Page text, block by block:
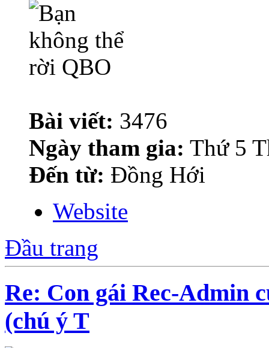
Bài viết: 3476
Ngày tham gia: Thứ 5
Đến từ: Đồng Hới
Website
Đầu trang
Re: Con gái Rec-Admin
(chú ý T